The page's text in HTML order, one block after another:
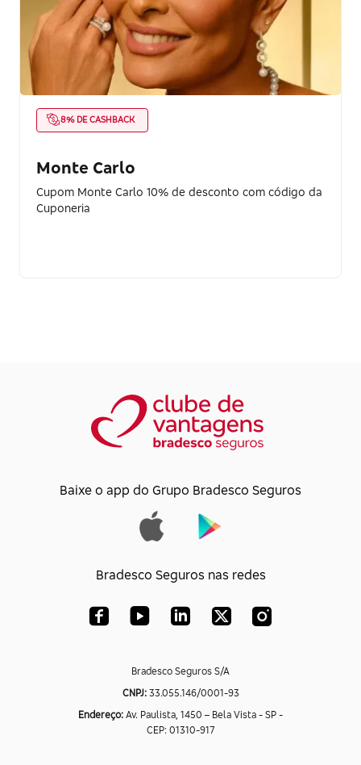
8% DE CASHBACK
Monte Carlo
Cupom Monte Carlo 10% de desconto com código da
Cuponeria
Baixe o app do Grupo Bradesco Seguros
Bradesco Seguros nas redes
Bradesco Seguros S/A
CNPJ:33.055.146/0001-93
Endereço: Av. Paulista, 1450 – Bela Vista - SP -
CEP: 01310-917